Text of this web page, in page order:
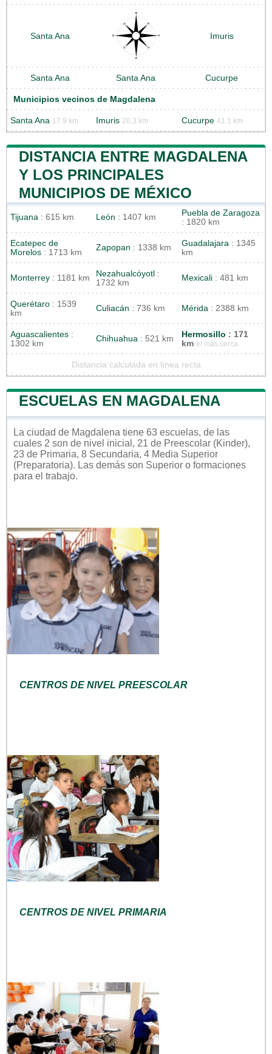
Santa Ana Imuris
Santa Ana Santa Ana Cucurpe
Municipios vecinos de Magdalena
Santa Ana 17.9 km Imuris 20.3 km Cucurpe 41.1 km
DISTANCIA ENTRE MAGDALENA
Y LOS PRINCIPALES
MUNICIPIOS DE MÉXICO
Tijuana : 615 km León : 1407 km
Puebla de Zaragoza
: 1820 km
Ecatepec de
Morelos : 1713 km
Zapopan : 1338 km Guadalajara : 1345
km
Monterrey : 1181 km Nezahualcóyotl :
1732 km
Mexicali : 481 km
Querétaro : 1539
km
Culiacán : 736 km Mérida : 2388 km
Aguascalientes :
1302 km
Chihuahua : 521 km Hermosillo : 171
km el más cerca
Distancia calculada en línea recta
ESCUELAS EN MAGDALENA
La ciudad de Magdalena tiene 63 escuelas, de las
cuales 2 son de nivel inicial, 21 de Preescolar (Kinder),
23 de Primaria, 8 Secundaria, 4 Media Superior
(Preparatoria). Las demás son Superior o formaciones
para el trabajo.
CENTROS DE NIVEL PREESCOLAR
CENTROS DE NIVEL PRIMARIA